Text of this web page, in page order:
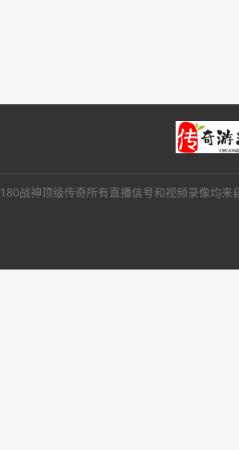
180战神顶级传奇所有直播信号和视频录像均